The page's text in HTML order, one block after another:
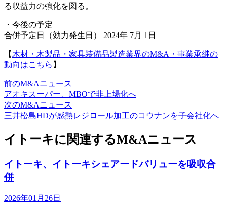
る収益力の強化を図る。
・今後の予定
合併予定日（効力発生日） 2024年 7月 1日
【 木材・木製品・家具装備品製造業界のM&A・事業承継の
動向はこちら 】
前のM&Aニュース
アオキスーパー、MBOで非上場化へ
次のM&Aニュース
三井松島HDが感熱レジロール加工のコウナンを子会社化へ
イトーキに関連するM&Aニュース
イトーキ、イトーキシェアードバリューを吸収合
併
2026年01月26日